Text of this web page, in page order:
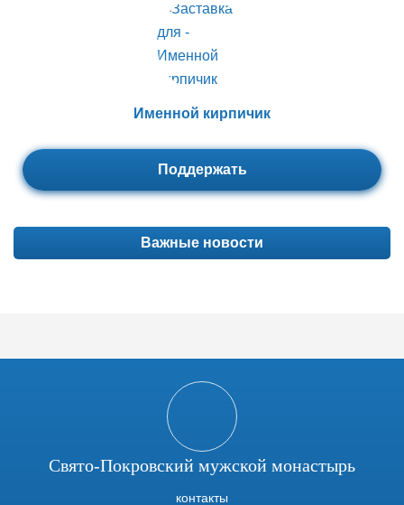
Именной кирпичик
Поддержать
Важные новости
Свято-Покровский мужской монастырь
контакты